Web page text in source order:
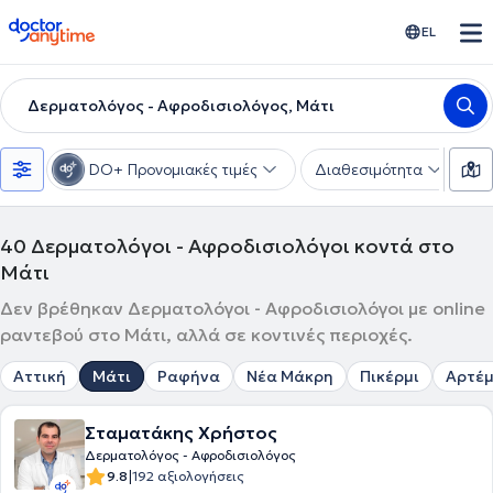
doctoranytime EL
Δερματολόγος - Αφροδισιολόγος, Μάτι
DO+ Προνομιακές τιμές Διαθεσιμότητα
40 Δερματολόγοι - Αφροδισιολόγοι κοντά στο
Μάτι
Δεν βρέθηκαν Δερματολόγοι - Αφροδισιολόγοι με online
ραντεβού στο Μάτι, αλλά σε κοντινές περιοχές.
Αττική Μάτι Ραφήνα Νέα Μάκρη Πικέρμι
Σταματάκης Χρήστος
Δερματολόγος - Αφροδισιολόγος
9.8|192 αξιολογήσεις